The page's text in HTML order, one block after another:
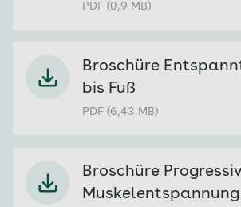
PDF (0,9 MB)
Broschüre
bis Fuß
PDF (6,43 MB)
Broschüre
Muskelentspannung